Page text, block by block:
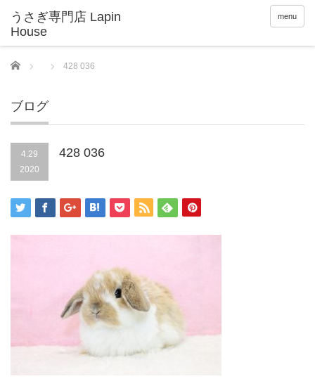
menu
Home 428 036
ブログ
4.29
2020
428 036